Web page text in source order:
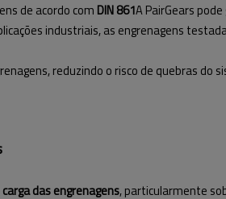
de acordo com DIN 861A PairGears
industriais, as engrenagens
reduzindo o risco de quebras do
das engrenagens, particularmente